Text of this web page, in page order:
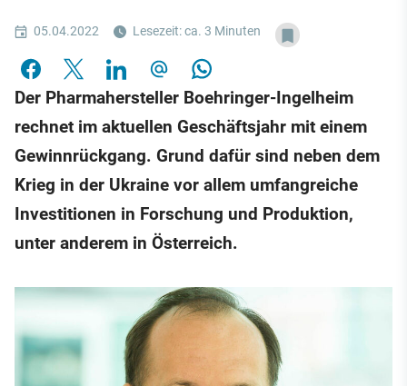
05.04.2022 Lesezeit: ca. 3 Minuten
Der Pharmahersteller Boehringer-Ingelheim
rechnet im aktuellen Geschäftsjahr mit einem
Gewinnrückgang. Grund dafür sind neben dem
Krieg in der Ukraine vor allem umfangreiche
Investitionen in Forschung und Produktion,
unter anderem in Österreich.